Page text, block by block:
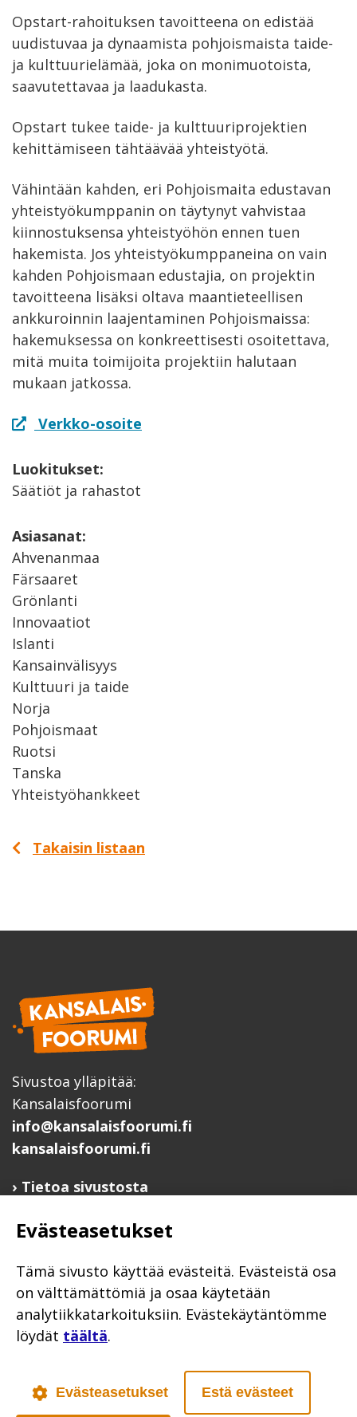
Opstart-rahoituksen tavoitteena on edistää
uudistuvaa ja dynaamista pohjoismaista taide-
ja kulttuurielämää, joka on monimuotoista,
saavutettavaa ja laadukasta.
Opstart tukee taide- ja kulttuuriprojektien
kehittämiseen tähtäävää yhteistyötä.
Vähintään kahden, eri Pohjoismaita edustavan
yhteistyökumppanin on täytynyt vahvistaa
kiinnostuksensa yhteistyöhön ennen tuen
hakemista. Jos yhteistyökumppaneina on vain
kahden Pohjoismaan edustajia, on projektin
tavoitteena lisäksi oltava maantieteellisen
ankkuroinnin laajentaminen Pohjoismaissa:
hakemuksessa on konkreettisesti osoitettava,
mitä muita toimijoita projektiin halutaan
mukaan jatkossa.
Verkko-osoite
Luokitukset:
Säätiöt ja rahastot
Asiasanat:
Ahvenanmaa
Färsaaret
Grönlanti
Innovaatiot
Islanti
Kansainvälisyys
Kulttuuri ja taide
Norja
Pohjoismaat
Ruotsi
Tanska
Yhteistyöhankkeet
Takaisin listaan
Sivustoa ylläpitää:
Kansalaisfoorumi
info@kansalaisfoorumi.fi
kansalaisfoorumi.fi
Tietoa sivustosta
Ilmoita järjestösi järjestöhakemistoon
Järjestötietäjä-testi
Anna palautetta
Saavutettavuusseloste
Evästekäytännöt
Evästeasetukset
Tämä sivusto käyttää evästeitä. Evästeistä osa
on välttämättömiä ja osaa käytetään
analytiikkatarkoituksiin. Evästekäytäntömme
löydät täältä.
Evästeasetukset Estä evästeet